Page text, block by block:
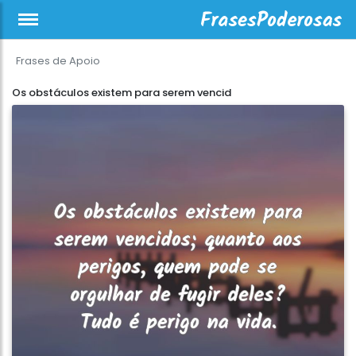
Frases de Apoio
Os obstáculos existem para serem vencid